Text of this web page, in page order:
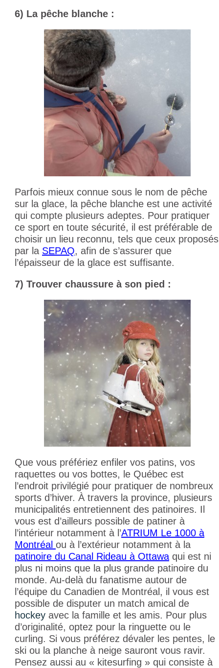
6) La pêche blanche :
Parfois mieux connue sous le nom de pêche
sur la glace, la pêche blanche est une activité
qui compte plusieurs adeptes. Pour pratiquer
ce sport en toute sécurité, il est préférable de
choisir un lieu reconnu, tels que ceux proposés
par la SEPAQ, afin de s’assurer que
l’épaisseur de la glace est suffisante.
7) Trouver chaussure à son pied :
Que vous préfériez enfiler vos patins, vos
raquettes ou vos bottes, le Québec est
l’endroit privilégié pour pratiquer de nombreux
sports d’hiver. À travers la province, plusieurs
municipalités entretiennent des patinoires. Il
vous est d’ailleurs possible de patiner à
l’intérieur notamment à l’ATRIUM Le 1000 à
Montréal ou à l’extérieur notamment à la
patinoire du Canal Rideau à Ottawa qui est ni
plus ni moins que la plus grande patinoire du
monde. Au-delà du fanatisme autour de
l’équipe du Canadien de Montréal, il vous est
possible de disputer un match amical de
hockey avec la famille et les amis. Pour plus
d’originalité, optez pour la ringuette ou le
curling. Si vous préférez dévaler les pentes, le
ski ou la planche à neige sauront vous ravir.
Pensez aussi au « kitesurfing » qui consiste à